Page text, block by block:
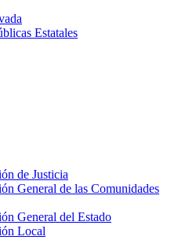
Estatales
de Justicia
General de las Comunidades
General del Estado
Local